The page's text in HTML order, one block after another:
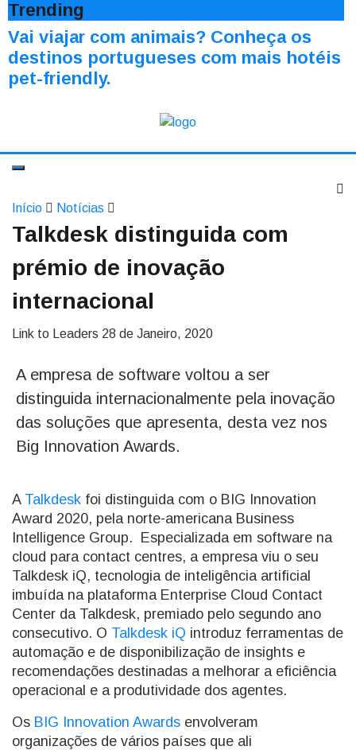
Trending
Vai viajar com animais? Conheça os
destinos portugueses com mais hotéis
pet-friendly.
Início Notícias
Talkdesk distinguida com
prémio de inovação
internacional
Link to Leaders 28 de Janeiro, 2020
A empresa de software voltou a ser
distinguida internacionalmente pela inovação
das soluções que apresenta, desta vez nos
Big Innovation Awards.
A Talkdesk foi distinguida com o BIG Innovation
Award 2020, pela norte-americana Business
Intelligence Group. Especializada em software na
cloud para contact centres, a empresa viu o seu
Talkdesk iQ, tecnologia de inteligência artificial
imbuída na plataforma Enterprise Cloud Contact
Center da Talkdesk, premiado pelo segundo ano
consecutivo. O Talkdesk iQ introduz ferramentas de
automação e de disponibilização de insights e
recomendações destinadas a melhorar a eficiência
operacional e a produtividade dos agentes.
Os BIG Innovation Awards envolveram
organizações de vários países que ali